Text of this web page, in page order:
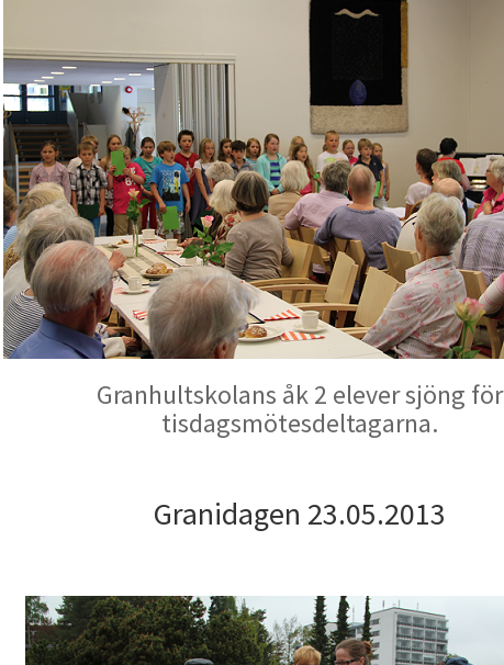
Granhultskolans åk 2 elever sjöng för
tisdagsmötesdeltagarna.
Granidagen 23.05.2013